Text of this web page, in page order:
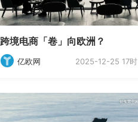
跨境电商「卷」向欧洲？
亿欧网 2025-12-25 17时